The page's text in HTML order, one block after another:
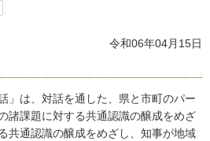
令和06年04月15日
」は、対話を通した、県と市町のパー
諸課題に対する共通認識の醸成をめざ
共通認識の醸成をめざし、知事が地域